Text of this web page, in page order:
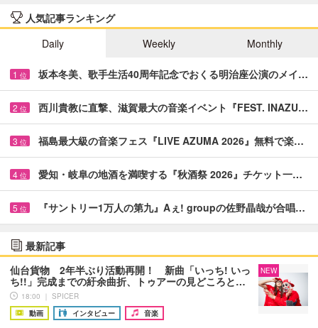
人気記事ランキング
Daily
Weekly Monthly
1 位 坂本冬美、歌手生活40周年記念でおくる明治座公演のメイ…
2 位 西川貴教に直撃、滋賀最大の音楽イベント『FEST. INAZU…
3 位 福島最大級の音楽フェス『LIVE AZUMA 2026』無料で楽…
4 位 愛知・岐阜の地酒を満喫する『秋酒祭 2026』チケット一…
5 位 『サントリー1万人の第九』Aぇ! groupの佐野晶哉が合唱…
最新記事
仙台貨物 2年半ぶり活動再開！ 新曲「いっち! いっ
ち!!」完成までの紆余曲折、トゥアーの見どころと…
18:00 ｜ SPICER
動画
インタビュー 音楽
NEW